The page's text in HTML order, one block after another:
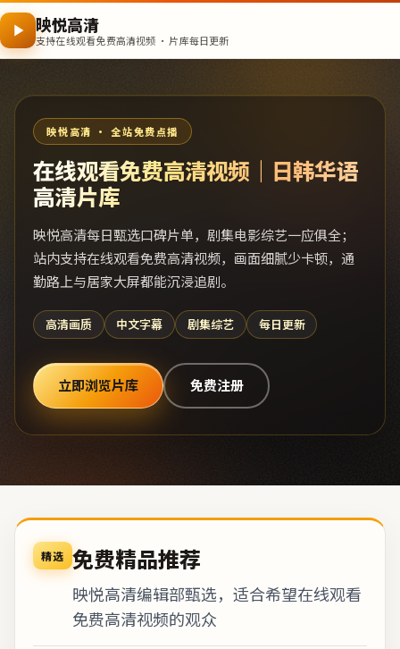
映悦高清
支持在线观看免费高清视频 · 片库每日更新
映悦高清 · 全站免费点播
在线观看免费高清视频｜日韩华语
高清片库
映悦高清每日甄选口碑片单，剧集电影综艺一应俱全；
站内支持在线观看免费高清视频，画面细腻少卡顿，通
勤路上与居家大屏都能沉浸追剧。
高清画质 中文字幕 剧集综艺 每日更新
立即浏览片库 免费注册
精选 免费精品推荐
映悦高清编辑部甄选，适合希望在线观看
免费高清视频的观众